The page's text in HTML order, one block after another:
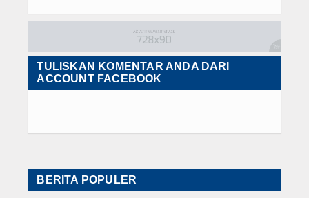
TULISKAN KOMENTAR ANDA DARI
ACCOUNT FACEBOOK
BERITA POPULER